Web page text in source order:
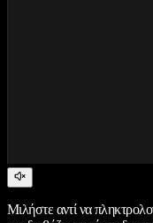
Μιλήστε αντί να